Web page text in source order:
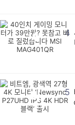
4
4
4
4
4
4
4
4
4
4
4
4
4
4
4
4
4
4
4
4
4
4
4
4
4
4
4
4
4
4
4
4
4
4
4
4
4
4
4
4
4
4
4
4
4
4
4
4
4
4
4
4
4
4
4
4
4
4
4
4
4
4
4
4
4
4
4
4
4
4
4
4
4
4
4
4
4
4
4
4
4
4
4
4
4
4
4
4
4
4
4
4
4
4
4
4
4
4
4
4
4
4
4
4
4
4
4
4
4
4
4
4
4
4
4
4
4
4
4
4
4
4
4
4
4
4
4
4
4
4
4
4
4
4
4
4
4
4
4
4
4
4
4
4
4
4
4
4
4
4
4
4
4
4
4
4
4
4
4
4
4
4
4
4
4
4
4
4
4
4
4
4
4
4
4
4
4
4
4
4
4
4
4
4
4
4
4
4
4
4
4
4
4
4
4
4
4
4
4
4
4
4
4
4
4
4
4
4
4
4
4
4
4
4
4
4
4
4
4
4
4
4
4
4
4
4
4
4
4
4
4
4
4
4
4
4
4
4
4
4
4
4
4
4
4
4
4
4
4
4
4
4
4
4
4
4
4
4
4
4
4
4
4
4
4
4
4
4
4
4
4
4
4
4
4
4
4
4
4
4
4
4
4
4
4
4
4
4
4
4
4
4
4
4
4
4
4
4
4
4
4
4
4
4
4
4
4
4
4
4
4
4
4
4
4
4
4
4
4
4
4
4
4
4
4
4
4
4
4
4
4
4
4
4
4
4
4
4
4
4
4
4
4
4
4
4
4
4
4
4
4
4
4
4
4
4
4
4
4
4
4
4
4
4
4
4
4
4
4
4
4
4
4
4
4
4
4
4
4
4
4
4
4
4
4
4
4
4
4
4
4
4
4
4
4
4
4
4
4
4
4
4
4
4
4
4
4
4
4
4
4
4
4
4
4
4
4
4
4
4
4
4
4
4
4
4
4
4
4
4
4
4
4
4
4
4
4
4
4
4
4
4
4
4
4
4
4
4
4
4
4
4
4
4
4
4
4
4
4
4
4
4
4
4
4
4
4
4
4
4
4
4
4
4
4
4
4
4
4
4
4
4
4
4
4
4
4
4
4
4
4
4
4
4
4
4
4
4
4
4
4
4
4
4
4
4
4
4
4
5
비
비
비
비
비
비
비
비
비
비
비
비
비
비
비
비
비
비
비
비
비
비
비
비
비
비
비
비
비
비
비
비
비
비
비
비
비
비
비
비
비
비
비
비
비
비
비
비
비
비
비
비
비
비
비
비
비
비
비
비
비
비
비
비
비
비
비
비
비
비
비
비
비
비
비
비
비
비
비
비
비
비
비
비
비
비
비
비
비
비
비
비
비
비
비
비
비
비
비
비
비
비
비
비
비
비
비
비
비
비
비
비
비
비
비
비
비
비
비
비
비
비
비
비
비
비
비
비
비
비
비
비
비
비
비
비
비
비
비
비
비
비
비
비
비
비
비
비
비
비
비
비
비
비
비
비
비
비
비
비
비
비
비
비
비
비
비
비
비
비
비
비
비
비
비
비
비
비
비
비
비
비
비
비
비
비
비
비
비
비
비
비
비
비
비
비
비
비
비
비
비
비
비
비
비
비
비
비
비
비
비
비
비
비
비
비
비
비
비
비
비
비
비
비
비
비
비
비
비
비
비
비
비
비
비
비
비
비
비
비
비
비
비
비
비
비
비
비
비
비
비
비
비
비
비
비
비
비
비
비
비
비
비
비
비
비
비
비
비
비
비
비
비
비
비
비
비
비
비
비
비
비
비
비
비
비
비
비
비
비
비
비
비
비
비
비
비
비
비
비
비
비
비
비
비
비
비
비
비
비
비
비
비
비
비
비
비
비
비
비
비
비
비
비
비
비
비
비
비
비
비
비
비
비
비
비
비
비
비
비
비
비
비
비
비
비
비
비
비
비
비
비
비
비
비
비
비
비
비
비
비
비
비
비
비
비
비
비
비
비
비
비
비
비
비
비
비
비
비
비
비
비
비
비
비
비
비
비
비
비
비
비
비
비
비
비
비
비
비
비
비
비
비
비
비
비
비
비
비
비
비
비
비
비
비
비
비
비
비
비
비
비
비
비
비
비
비
비
비
비
비
비
비
비
비
비
비
비
비
비
비
비
비
비
비
비
비
비
비
비
비
비
비
비
비
비
비
비
비
비
비
비
비
비
비
비
비
비
비
비
비
비
비
비
비
비
비
비
비
비
비
비
비
비
비
비
비
비
비
비
비
비
비
비
비
비
비
비
비
비
비
비
비
비
비
비
비
비